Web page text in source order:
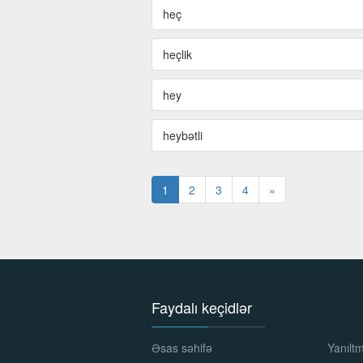
heç
heçlik
hey
heybətli
1 2 3 4 »
Faydalı keçidlər
Əsas səhifə